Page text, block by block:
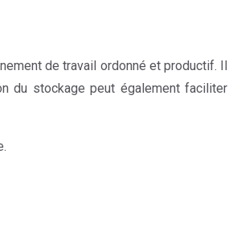
de travail ordonné et productif. Il
du stockage peut également faciliter